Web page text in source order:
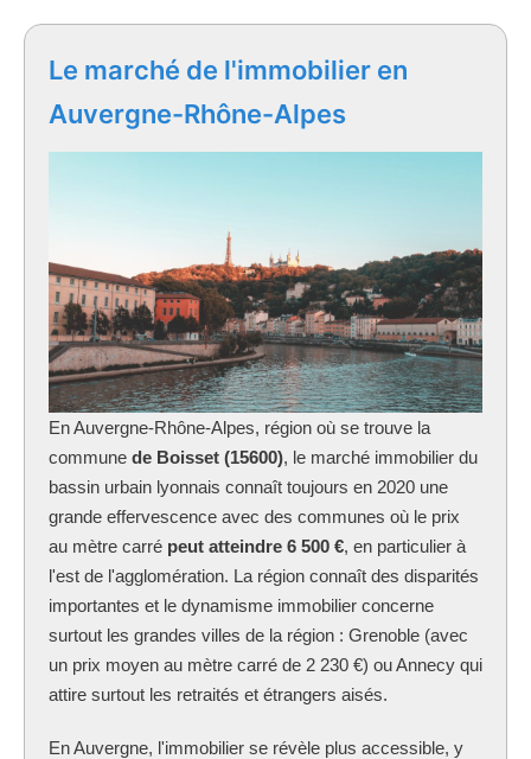
Le marché de l'immobilier en
Auvergne-Rhône-Alpes
En Auvergne-Rhône-Alpes, région où se trouve la
commune de Boisset (15600), le marché immobilier du
bassin urbain lyonnais connaît toujours en 2020 une
grande effervescence avec des communes où le prix
au mètre carré peut atteindre 6 500 €, en particulier à
l'est de l'agglomération. La région connaît des disparités
importantes et le dynamisme immobilier concerne
surtout les grandes villes de la région : Grenoble (avec
un prix moyen au mètre carré de 2 230 €) ou Annecy qui
attire surtout les retraités et étrangers aisés.
En Auvergne, l'immobilier se révèle plus accessible, y